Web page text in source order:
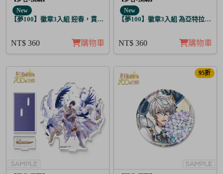
New
【夢100】徽章3入組 迎春，貫徹仁義的火之誓言 蓋伊里
NT$ 360 購物車
New
【夢100】徽章3入組 為亞特拉斯的
NT$ 360 購物車
95折